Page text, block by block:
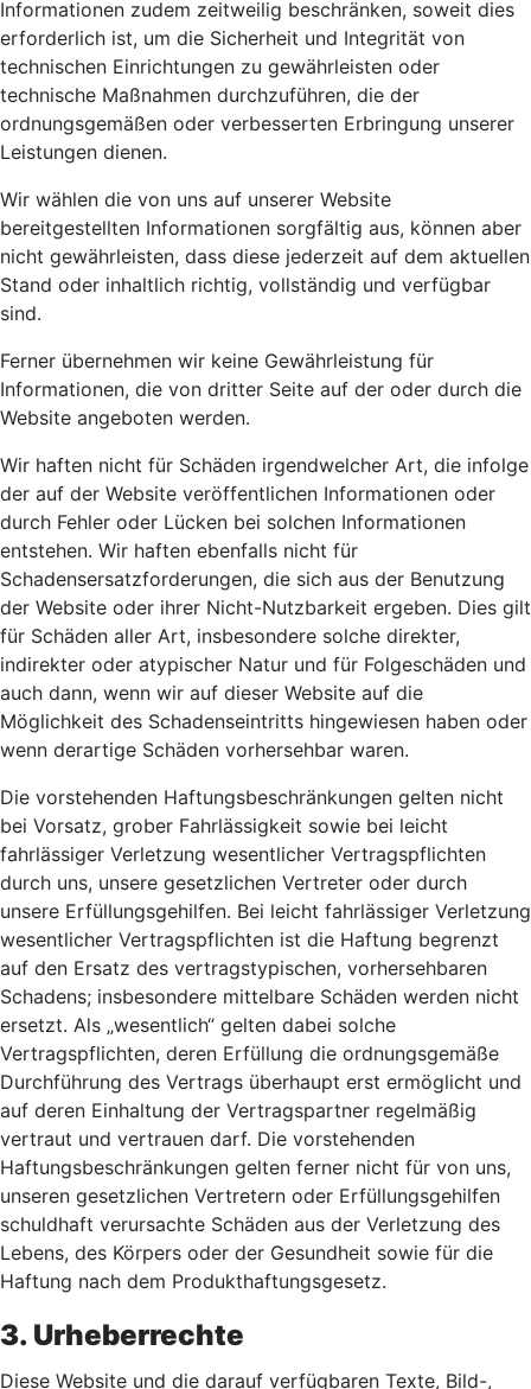
Informationen zudem zeitweilig beschränken, soweit dies
erforderlich ist, um die Sicherheit und Integrität von
technischen Einrichtungen zu gewährleisten oder
technische Maßnahmen durchzuführen, die der
ordnungsgemäßen oder verbesserten Erbringung unserer
Leistungen dienen.
Wir wählen die von uns auf unserer Website
bereitgestellten Informationen sorgfältig aus, können aber
nicht gewährleisten, dass diese jederzeit auf dem aktuellen
Stand oder inhaltlich richtig, vollständig und verfügbar
sind.
Ferner übernehmen wir keine Gewährleistung für
Informationen, die von dritter Seite auf der oder durch die
Website angeboten werden.
Wir haften nicht für Schäden irgendwelcher Art, die infolge
der auf der Website veröffentlichen Informationen oder
durch Fehler oder Lücken bei solchen Informationen
entstehen. Wir haften ebenfalls nicht für
Schadensersatzforderungen, die sich aus der Benutzung
der Website oder ihrer Nicht-Nutzbarkeit ergeben. Dies gilt
für Schäden aller Art, insbesondere solche direkter,
indirekter oder atypischer Natur und für Folgeschäden und
auch dann, wenn wir auf dieser Website auf die
Möglichkeit des Schadenseintritts hingewiesen haben oder
wenn derartige Schäden vorhersehbar waren.
Die vorstehenden Haftungsbeschränkungen gelten nicht
bei Vorsatz, grober Fahrlässigkeit sowie bei leicht
fahrlässiger Verletzung wesentlicher Vertragspflichten
durch uns, unsere gesetzlichen Vertreter oder durch
unsere Erfüllungsgehilfen. Bei leicht fahrlässiger Verletzung
wesentlicher Vertragspflichten ist die Haftung begrenzt
auf den Ersatz des vertragstypischen, vorhersehbaren
Schadens; insbesondere mittelbare Schäden werden nicht
ersetzt. Als „wesentlich“ gelten dabei solche
Vertragspflichten, deren Erfüllung die ordnungsgemäße
Durchführung des Vertrags überhaupt erst ermöglicht und
auf deren Einhaltung der Vertragspartner regelmäßig
vertraut und vertrauen darf. Die vorstehenden
Haftungsbeschränkungen gelten ferner nicht für von uns,
unseren gesetzlichen Vertretern oder Erfüllungsgehilfen
schuldhaft verursachte Schäden aus der Verletzung des
Lebens, des Körpers oder der Gesundheit sowie für die
Haftung nach dem Produkthaftungsgesetz.
3. Urheberrechte
Diese Website und die darauf verfügbaren Texte, Bild-,